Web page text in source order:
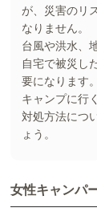
が、災害のリ
なりません。
台風や洪水、
自宅で被災し
要になります。
キャンプに行
対処方法につ
ょう。
女性キャンパ